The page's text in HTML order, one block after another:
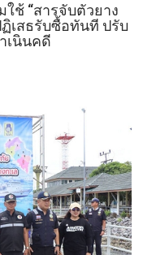
ช้ “สารจับตัวยาง
เสธรับซื้อทันที ปรับ
เนินคดี